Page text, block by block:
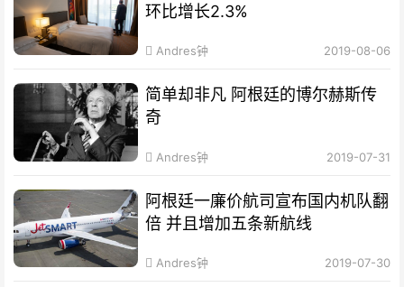
环比增长2.3%
Andres钟 2019-08-06
简单却非凡 阿根廷的博尔赫斯传
奇
Andres钟 2019-07-31
阿根廷一廉价航司宣布国内机队翻
倍 并且增加五条新航线
Andres钟 2019-07-30